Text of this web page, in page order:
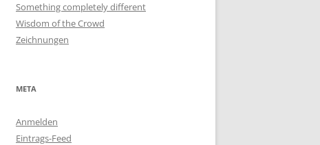
Something completely different
Wisdom of the Crowd
Zeichnungen
META
Anmelden
Eintrags-Feed